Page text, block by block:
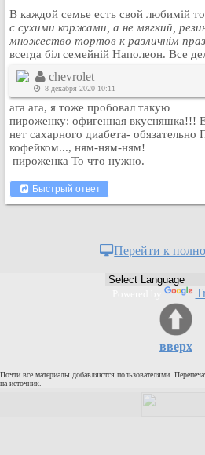
Музыкальный архив
Видео архив
Дело
Организации
Объявления
Рейтинг сайтов
Полная версия сайта
В каждой семье есть свой любимій
с сухими коржами, а не мягкий,
множество тортов к различнім
всегда біл семейній Наполеон. Все
chevrolet
8 декабря 2020 10:11
ага ага, я тоже пробовал такую
пироженку: офигенная вкусняшка!!!
нет сахарного диабета-
кофейком..., ням-ням-ням!
пироженка То что нужно.
Быстрый ответ
Перейти к
вверх
Почти все материалы добавляются пользователями.
на источник.